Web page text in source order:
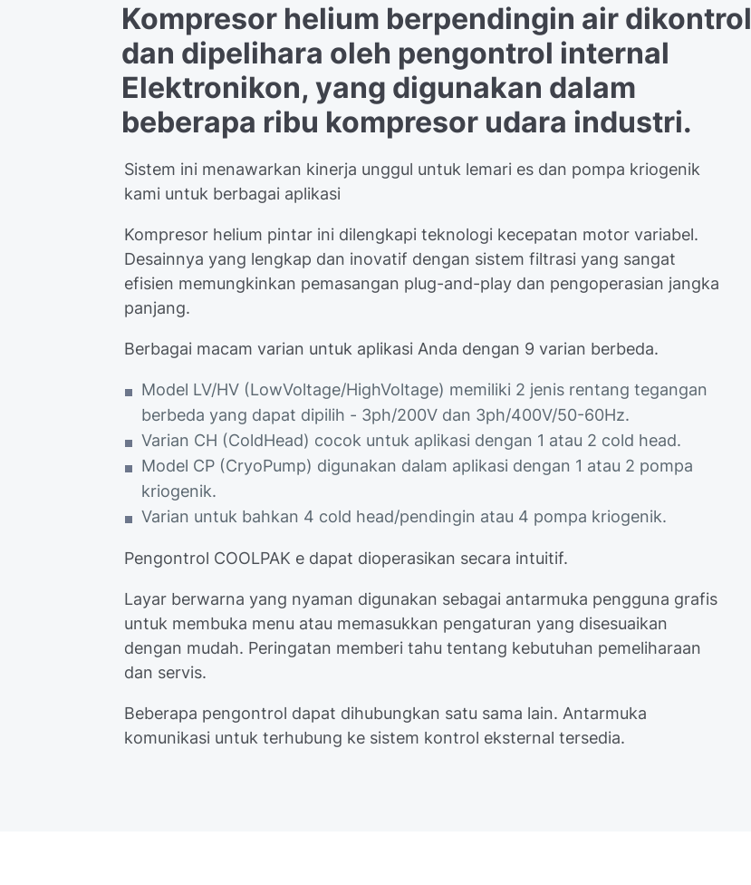
Kompresor helium berpendingin air dikontrol
dan dipelihara oleh pengontrol internal
Elektronikon, yang digunakan dalam
beberapa ribu kompresor udara industri.
Sistem ini menawarkan kinerja unggul untuk lemari es dan pompa kriogenik
kami untuk berbagai aplikasi
Kompresor helium pintar ini dilengkapi teknologi kecepatan motor variabel.
Desainnya yang lengkap dan inovatif dengan sistem filtrasi yang sangat
efisien memungkinkan pemasangan plug-and-play dan pengoperasian jangka
panjang.
Berbagai macam varian untuk aplikasi Anda dengan 9 varian berbeda.
Model LV/HV (LowVoltage/HighVoltage) memiliki 2 jenis rentang tegangan
berbeda yang dapat dipilih - 3ph/200V dan 3ph/400V/50-60Hz.
Varian CH (ColdHead) cocok untuk aplikasi dengan 1 atau 2 cold head.
Model CP (CryoPump) digunakan dalam aplikasi dengan 1 atau 2 pompa
kriogenik.
Varian untuk bahkan 4 cold head/pendingin atau 4 pompa kriogenik.
Pengontrol COOLPAK e dapat dioperasikan secara intuitif.
Layar berwarna yang nyaman digunakan sebagai antarmuka pengguna grafis
untuk membuka menu atau memasukkan pengaturan yang disesuaikan
dengan mudah. Peringatan memberi tahu tentang kebutuhan pemeliharaan
dan servis.
Beberapa pengontrol dapat dihubungkan satu sama lain. Antarmuka
komunikasi untuk terhubung ke sistem kontrol eksternal tersedia.